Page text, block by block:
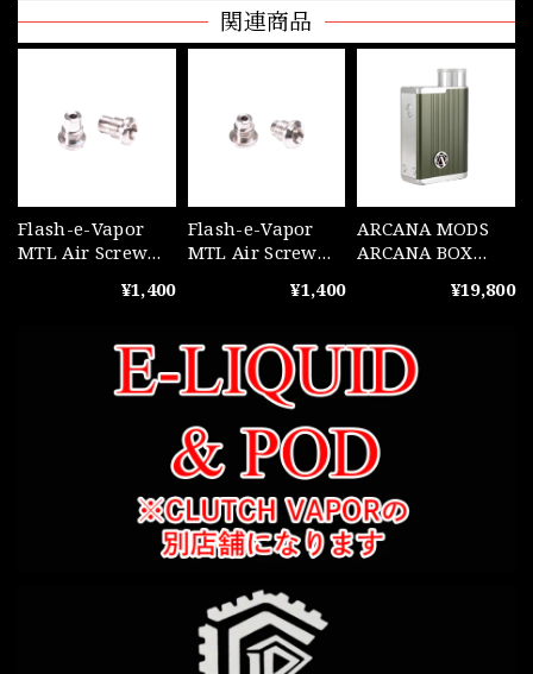
関連商品
Flash-e-Vapor
MTL Air Screw
¥1,400
Flash-e-Vapor
MTL Air Screw
¥1,400
ARCANA MODS
ARCANA BOX
¥19,800